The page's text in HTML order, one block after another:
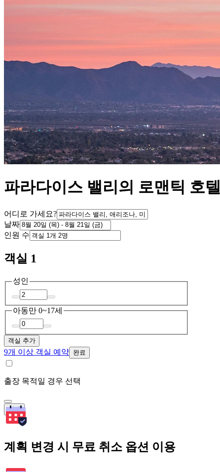
파라다이스 밸리의 로맨틱 호텔
어디로 가세요?
날짜
인원 수
객실 1
성인
아동만 0~17세
객실 추가
9개 이상 객실 예약 완료
출장 목적일 경우 선택
검색
계획 변경 시 무료 취소 옵션 이용